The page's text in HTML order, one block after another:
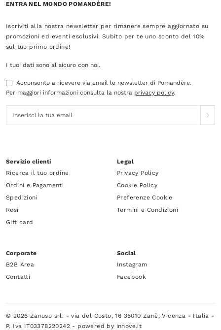
ENTRA NEL MONDO POMANDÈRE!
Iscriviti alla nostra newsletter per rimanere sempre aggiornato su
promozioni ed eventi esclusivi. Subito per te uno sconto del 10%
sul tuo primo ordine!
I tuoi dati sono al sicuro con noi.
Acconsento a ricevere via email le newsletter di Pomandère.
Per maggiori informazioni consulta la nostra privacy policy.
Servizio clienti
Ricerca il tuo ordine
Ordini e Pagamenti
Spedizioni
Resi
Gift card
Legal
Privacy Policy
Cookie Policy
Preferenze Cookie
Termini e Condizioni
Corporate
B2B Area
Contatti
Social
Instagram
Facebook
© 2026 Zanuso srl. - via del Costo, 16 36010 Zanè, Vicenza - Italia -
P. Iva IT03378220242 - powered by innove.it